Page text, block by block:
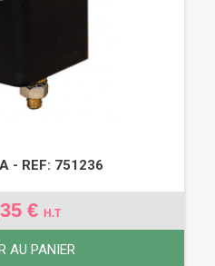
- REF: 751236
€ H.T
AU PANIER